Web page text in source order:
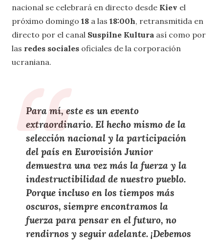
nacional se celebrará en directo desde Kiev el
próximo domingo 18 a las 18:00h, retransmitida en
directo por el canal Suspilne Kultura así como por
las redes sociales oficiales de la corporación
ucraniana.
Para mí, este es un evento
extraordinario. El hecho mismo de la
selección nacional y la participación
del país en Eurovisión Junior
demuestra una vez más la fuerza y la
indestructibilidad de nuestro pueblo.
Porque incluso en los tiempos más
oscuros, siempre encontramos la
fuerza para pensar en el futuro, no
rendirnos y seguir adelante. ¡Debemos